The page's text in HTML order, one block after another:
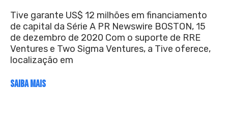
Tive garante US$ 12 milhões em financiamento
de capital da Série A PR Newswire BOSTON, 15
de dezembro de 2020 Com o suporte de RRE
Ventures e Two Sigma Ventures, a Tive oferece,
localização em
SAIBA MAIS